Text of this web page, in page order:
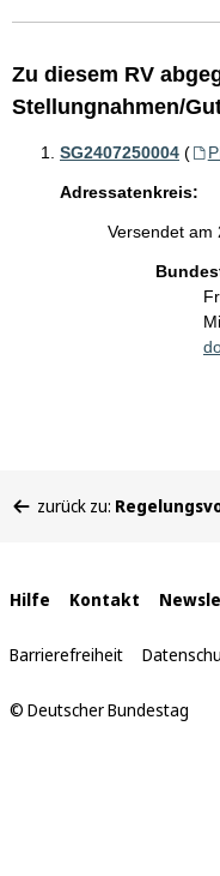
Zu diesem RV
Stellungnahmen/
SG2407250004 (
Adressatenkreis:
Versendet am
befinden
zurück zu:
Interne
Links
Hilfe Kontakt
Barrierefreiheit
© Deutscher Bundestag